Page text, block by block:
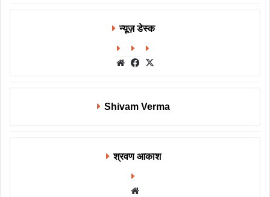
न्यूज़ डेस्क
WebsiteFacebook
Shivam Verma
श्रवण आकाश